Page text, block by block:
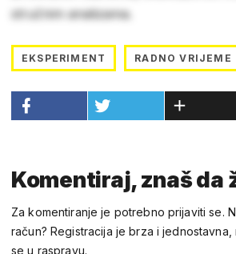
stručnim analizama.
EKSPERIMENT RADNO VRIJEME
Komentiraj, znaš da
Za komentiranje je potrebno prijaviti se.
račun? Registracija je brza i
se u raspravu.